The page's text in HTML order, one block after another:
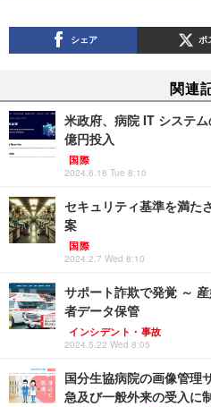
シェア ポ
関連
米政府、病院 IT システ
億円投入
国際
2024.6.18 Tue 8:10
セキュリティ基準を満た
案
国際
2024.2.7 Wed 8:10
サポート詐欺で発覚 ～
者データ保管
インシデント・事故
2024.5.22 Wed 8:05
国分生協病院の画像管理
急及び一般外来の受入に